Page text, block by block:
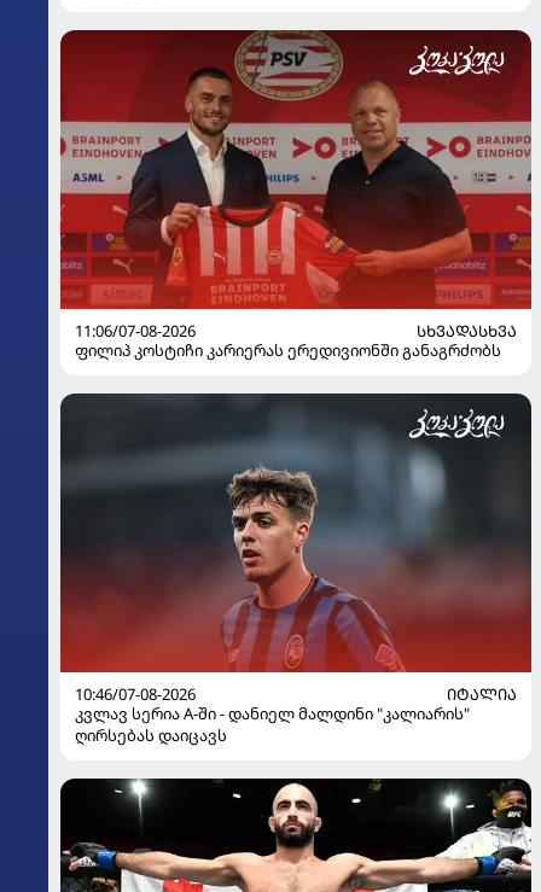
11:06/07-08-2026
ᲡᲮᲕᲐᲓᲐᲡᲮᲕᲐ
ფილიპ კოსტიჩი კარიერას ერედივიონში განაგრძობს
10:46/07-08-2026
ᲘᲢᲐᲚᲘᲐ
კვლავ სერია A-ში - დანიელ მალდინი "კალიარის"
ღირსებას დაიცავს